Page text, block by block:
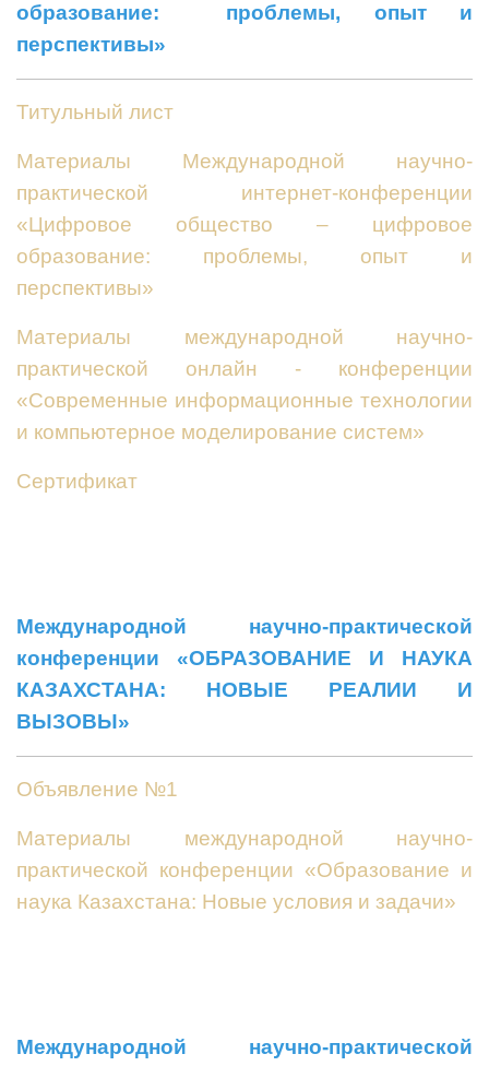
образование: проблемы, опыт и
перспективы»
Титульный лист
Материалы Международной научно-
практической интернет-конференции
«Цифровое общество – цифровое
образование: проблемы, опыт и
перспективы»
Материалы международной научно-
практической онлайн - конференции
«Современные информационные технологии
и компьютерное моделирование систем»
Сертификат
Международной научно-практической
конференции «ОБРАЗОВАНИЕ И НАУКА
КАЗАХСТАНА: НОВЫЕ РЕАЛИИ И
ВЫЗОВЫ»
Объявление №1
Материалы международной научно-
практической конференции «Образование и
наука Казахстана: Новые условия и задачи»
Международной научно-практической